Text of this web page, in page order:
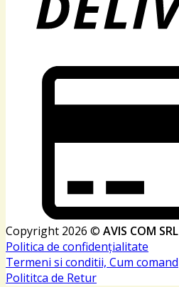
Copyright 2026 © AVIS COM SRL
Politica de confidențialitate
Termeni si conditii, Cum comand
Polititca de Retur